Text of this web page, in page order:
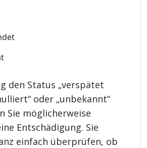
den Status „verspätet
oder „unbekannt“
Sie möglicherweise
Entschädigung. Sie
einfach überprüfen, ob